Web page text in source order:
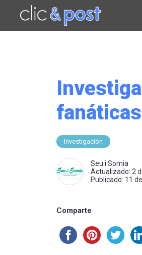
Investigación
Seu i Somia
Actualizado: 2
Publicado: 11
Comparte